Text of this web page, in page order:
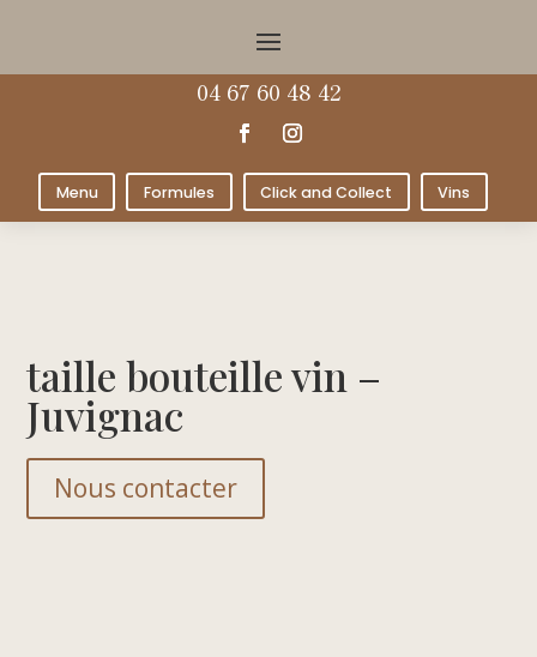
04 67 60 48 42
Menu Formules Click and Collect Vins
taille bouteille vin –
Juvignac
Nous contacter